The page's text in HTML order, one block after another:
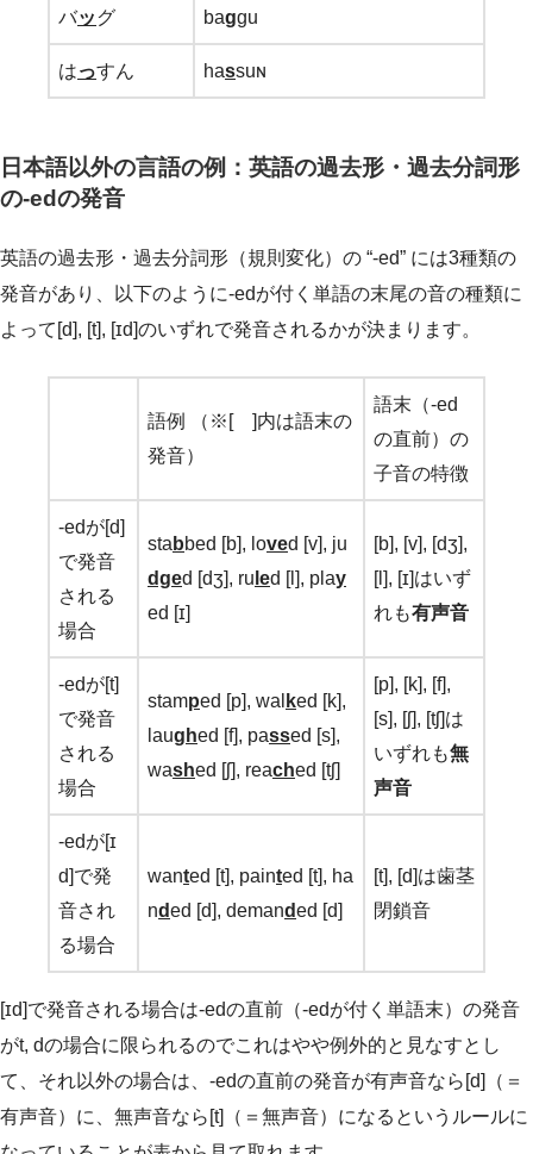
バッグ baggu
はっすん hassuɴ
日本語以外の言語の例：英語の過去形・過去分詞形
の-edの発音
英語の過去形・過去分詞形（規則変化）の “-ed” には3種類の
発音があり、以下のように-edが付く単語の末尾の音の種類に
よって[d], [t], [ɪd]のいずれで発音されるかが決まります。
語例 （※[ ]内は語末の
発音）
語末（-ed
の直前）の
子音の特徴
-edが[d]
で発音
される
場合
sta bbed [b], loved [v], ju
dged [dʒ], ru led [l], play
ed [ɪ]
[b], [v], [dʒ],
[l], [ɪ]はいず
れも有声音
-edが[t]
で発音
される
場合
stamped [p], wal ked [k],
laughed [f], passed [s],
washed [ʃ], reached [tʃ]
[p], [k], [f],
[s], [ʃ], [tʃ]は
いずれも無
声音
-edが[ɪ
d]で発
音され
る場合
wanted [t], painted [t], ha
nded [d], demanded [d]
[t], [d]は歯茎
閉鎖音
[ɪd]で発音される場合は-edの直前（-edが付く単語末）の発音
がt, dの場合に限られるのでこれはやや例外的と見なすとし
て、それ以外の場合は、-edの直前の発音が有声音なら[d]（＝
有声音）に、無声音なら[t]（＝無声音）になるというルールに